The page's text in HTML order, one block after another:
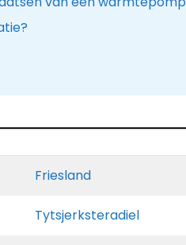
Friesland
Tytsjerksteradiel